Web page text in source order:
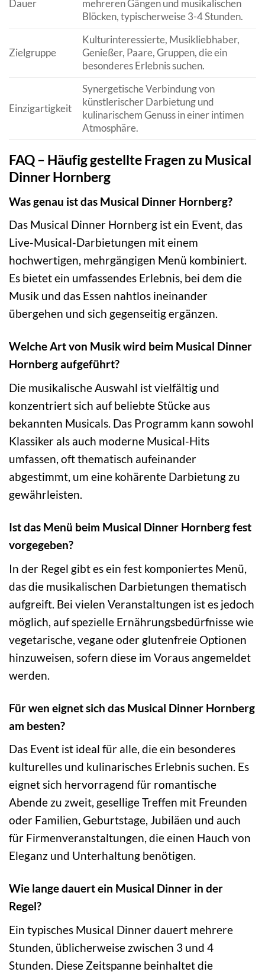
Dauer
mehreren Gängen und musikalischen
Blöcken, typischerweise 3-4 Stunden.
Zielgruppe
Kulturinteressierte, Musikliebhaber,
Genießer, Paare, Gruppen, die ein
besonderes Erlebnis suchen.
Einzigartigkeit
Synergetische Verbindung von
künstlerischer Darbietung und
kulinarischem Genuss in einer intimen
Atmosphäre.
FAQ – Häufig gestellte Fragen zu Musical
Dinner Hornberg
Was genau ist das Musical Dinner Hornberg?
Das Musical Dinner Hornberg ist ein Event, das
Live-Musical-Darbietungen mit einem
hochwertigen, mehrgängigen Menü kombiniert.
Es bietet ein umfassendes Erlebnis, bei dem die
Musik und das Essen nahtlos ineinander
übergehen und sich gegenseitig ergänzen.
Welche Art von Musik wird beim Musical Dinner
Hornberg aufgeführt?
Die musikalische Auswahl ist vielfältig und
konzentriert sich auf beliebte Stücke aus
bekannten Musicals. Das Programm kann sowohl
Klassiker als auch moderne Musical-Hits
umfassen, oft thematisch aufeinander
abgestimmt, um eine kohärente Darbietung zu
gewährleisten.
Ist das Menü beim Musical Dinner Hornberg fest
vorgegeben?
In der Regel gibt es ein fest komponiertes Menü,
das die musikalischen Darbietungen thematisch
aufgreift. Bei vielen Veranstaltungen ist es jedoch
möglich, auf spezielle Ernährungsbedürfnisse wie
vegetarische, vegane oder glutenfreie Optionen
hinzuweisen, sofern diese im Voraus angemeldet
werden.
Für wen eignet sich das Musical Dinner Hornberg
am besten?
Das Event ist ideal für alle, die ein besonderes
kulturelles und kulinarisches Erlebnis suchen. Es
eignet sich hervorragend für romantische
Abende zu zweit, gesellige Treffen mit Freunden
oder Familien, Geburtstage, Jubiläen und auch
für Firmenveranstaltungen, die einen Hauch von
Eleganz und Unterhaltung benötigen.
Wie lange dauert ein Musical Dinner in der
Regel?
Ein typisches Musical Dinner dauert mehrere
Stunden, üblicherweise zwischen 3 und 4
Stunden. Diese Zeitspanne beinhaltet die